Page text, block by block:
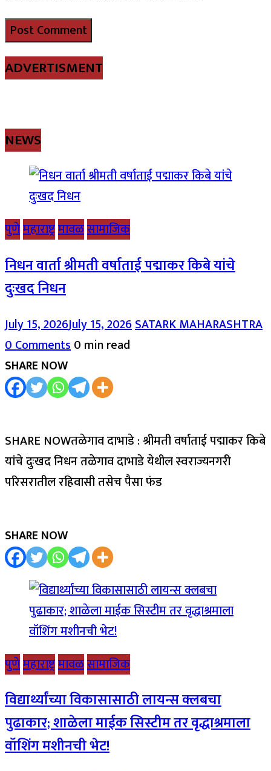
ADVERTISMENT
NEWS
पुणेमहाराष्ट्रमावळसामाजिक
निधन वार्ता श्रीमती वर्षाताई पद्माकर किबे यांचे
दुःखद निधन
July 15, 2026July 15, 2026SATARK MAHARASHTRA
0 Comments0 min read
SHARE NOW
SHARE NOWतळेगाव दाभाडे : श्रीमती वर्षाताई पद्माकर किबे
यांचे दुःखद निधन तळेगाव दाभाडे येथील स्वराज्यनगरी
परिसरातील रहिवासी तसेच पैसा फंड
SHARE NOW
पुणेमहाराष्ट्रमावळसामाजिक
विद्यार्थ्यांच्या विकासासाठी लायन्स क्लबचा
पुढाकार; शाळेला माईक सिस्टीम तर वृद्धाश्रमाला
वॉशिंग मशीनची भेट!